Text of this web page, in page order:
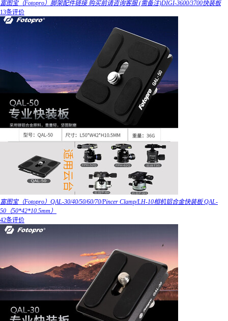
富图宝（Fotopro）脚架配件链接 购买前请咨询客服 (需备注)DIGI-3600/3700快装板
13条评价
富图宝（Fotopro）QAL-30/40/50/60/70/Pincer Clamp/LH-10相机铝合金快装板 QAL-
50（50*42*10.5mm）
42条评价